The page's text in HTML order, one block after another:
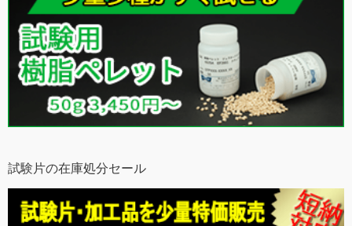
試験片の在庫処分セール